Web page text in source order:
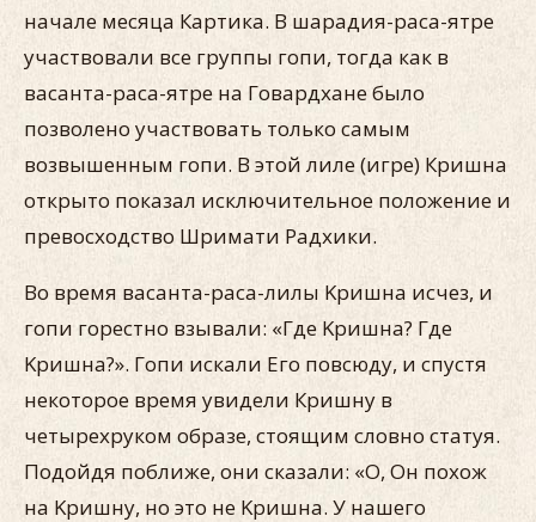
начале месяца Картика. В шарадия-раса-ятре
участвовали все группы гопи, тогда как в
васанта-раса-ятре на Говардхане было
позволено участвовать только самым
возвышенным гопи. В этой лиле (игре) Кришна
открыто показал исключительное положение и
превосходство Шримати Радхики.
Во время васанта-раса-лилы Kришна исчез, и
гопи горестно взывали: «Где Kришна? Где
Kришна?». Гопи искали Его повсюду, и спустя
некоторое время увидели Кришну в
четырехруком образе, стоящим словно статуя.
Подойдя поближе, они сказали: «О, Он похож
на Kришну, но это не Kришна. У нашего